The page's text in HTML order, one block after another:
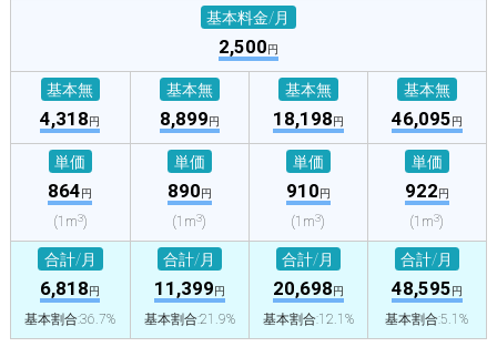
基本料金/月
2,500円
基本無
4,318円
基本無
8,899円
基本無
18,198円
基本無
46,095円
単価
864円
(1m3)
単価
890円
(1m3)
単価
910円
(1m3)
単価
922円
(1m3)
合計/月
6,818円
基本割合:36.7%
合計/月
11,399円
基本割合:21.9%
合計/月
20,698円
基本割合:12.1%
合計/月
48,595円
基本割合:5.1%